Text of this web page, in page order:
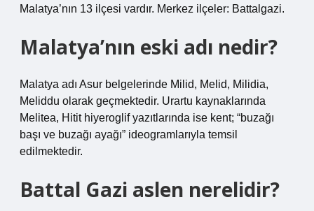
Malatya’nın 13 ilçesi vardır. Merkez ilçeler: Battalgazi.
Malatya’nın eski adı nedir?
Malatya adı Asur belgelerinde Milid, Melid, Milidia,
Meliddu olarak geçmektedir. Urartu kaynaklarında
Melitea, Hitit hiyeroglif yazıtlarında ise kent; “buzağı
başı ve buzağı ayağı” ideogramlarıyla temsil
edilmektedir.
Battal Gazi aslen nerelidir?